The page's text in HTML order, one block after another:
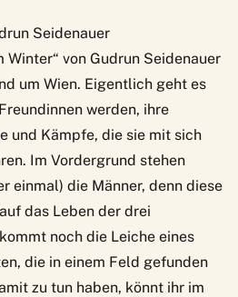
Seidenauer
Winter“ von Gudrun Seidenauer
um Wien. Eigentlich geht es
werden, ihre
und Kämpfe, die sie mit sich
Im Vordergrund stehen
einmal) die Männer, denn diese
das Leben der drei
noch die Leiche eines
die in einem Feld gefunden
zu tun haben, könnt ihr im